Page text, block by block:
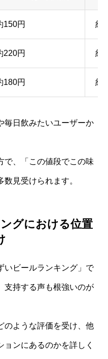
150円 約
220円 約
180円 約
毎日飲みたいユーザーか
で、「この値段でこの味
見受けられます。
グにおける位置
いビールランキング」で
支持する声も根強いのが
のような評価を受け、他
ンにあるのかを詳しく